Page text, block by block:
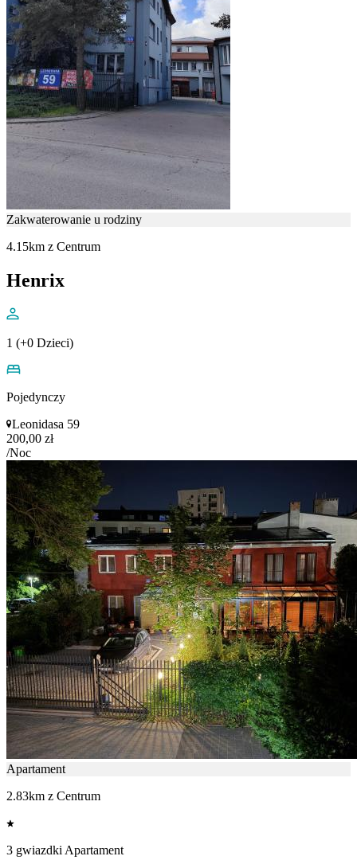
Zakwaterowanie u rodziny
4.15km z Centrum
Henrix
1 (+0 Dzieci)
Pojedynczy
Leonidasa 59
200,00 zł
/Noc
Apartament
2.83km z Centrum
3 gwiazdki Apartament